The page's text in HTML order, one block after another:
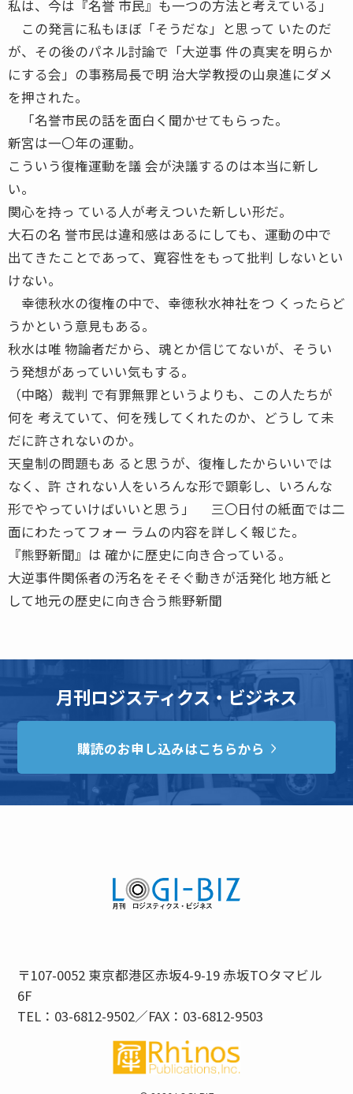
私は、今は『名誉 市民』も一つの方法と考えている」
この発言に私もほぼ「そうだな」と思って いたのだ
が、その後のパネル討論で「大逆事 件の真実を明らか
にする会」の事務局長で明 治大学教授の山泉進にダメ
を押された。
「名誉市民の話を面白く聞かせてもらった。
新宮は一〇年の運動。
こういう復権運動を議 会が決議するのは本当に新し
い。
関心を持っ ている人が考えついた新しい形だ。
大石の名 誉市民は違和感はあるにしても、運動の中で
出てきたことであって、寛容性をもって批判 しないとい
けない。
幸徳秋水の復権の中で、幸徳秋水神社をつ くったらど
うかという意見もある。
秋水は唯 物論者だから、魂とか信じてないが、そうい
う発想があっていい気もする。
（中略）裁判 で有罪無罪というよりも、この人たちが
何を 考えていて、何を残してくれたのか、どうし て未
だに許されないのか。
天皇制の問題もあ ると思うが、復権したからいいでは
なく、許 されない人をいろんな形で顕彰し、いろんな
形でやっていけばいいと思う」 三〇日付の紙面では二
面にわたってフォー ラムの内容を詳しく報じた。
『熊野新聞』は 確かに歴史に向き合っている。
大逆事件関係者の汚名をそそぐ動きが活発化 地方紙と
して地元の歴史に向き合う熊野新聞
月刊ロジスティクス・ビジネス
購読のお申し込みはこちらから
〒107-0052 東京都港区赤坂4-9-19 赤坂TOタマビル
6F
TEL：03-6812-9502／FAX：03-6812-9503